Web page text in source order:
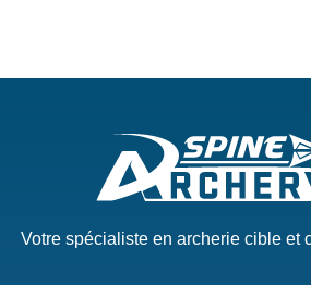
Votre spécialiste en archerie cible et